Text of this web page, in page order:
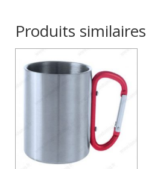
Produits similaires